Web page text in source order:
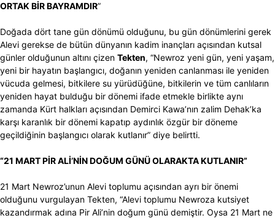
ORTAK BİR BAYRAMDIR”
Doğada dört tane gün dönümü olduğunu, bu gün dönümlerini gerek
Alevi gerekse de bütün dünyanın kadim inançları açısından kutsal
günler olduğunun altını çizen Tekten, “Newroz yeni gün, yeni yaşam,
yeni bir hayatın başlangıcı, doğanın yeniden canlanması ile yeniden
vücuda gelmesi, bitkilere su yürüdüğüne, bitkilerin ve tüm canlıların
yeniden hayat bulduğu bir dönemi ifade etmekle birlikte aynı
zamanda Kürt halkları açısından Demirci Kawa’nın zalim Dehak’ka
karşı karanlık bir dönemi kapatıp aydınlık özgür bir döneme
geçildiğinin başlangıcı olarak kutlanır” diye belirtti.
“21 MART PİR ALİ’NİN DOĞUM GÜNÜ OLARAKTA KUTLANIR”
21 Mart Newroz’unun Alevi toplumu açısından ayrı bir önemi
olduğunu vurgulayan Tekten, “Alevi toplumu Newroza kutsiyet
kazandırmak adına Pir Ali’nin doğum günü demiştir. Oysa 21 Mart ne